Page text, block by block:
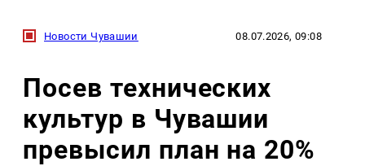
Новости Чувашии 08.07.2026, 09:08
Посев технических
культур в Чувашии
превысил план на 20%